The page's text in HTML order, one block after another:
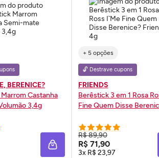
BERENICE?
Castanha
3,4g
AGORA ❯
ADICIONAR À SACOLA
+ 5 opções
🔓 Destrave cupons
FRIENDS
Berêstick 3 em 1 Rosa
Fine Quem Disse
R$ 89,90
R$ 71,90
3x R$ 23,97
COMPRE